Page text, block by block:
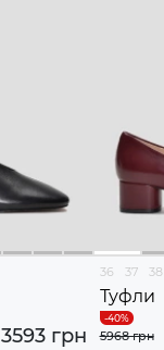
3593 грн
36 37 38
Туфли
5968 грн